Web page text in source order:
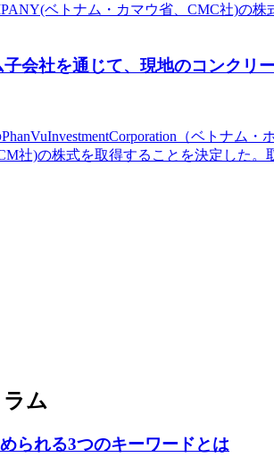
ベトナム・カマウ省、CMC社)の
会社を通じて、現地のコンクリ
（ベトナム・
社)の株式を取得することを決定した
ム
られる3つのキーワードとは